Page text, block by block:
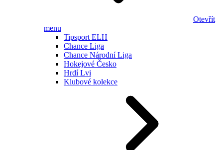
Otevřít
menu
Tipsport ELH
Chance Liga
Chance Národní Liga
Hokejové Česko
Hrdí Lvi
Klubové kolekce